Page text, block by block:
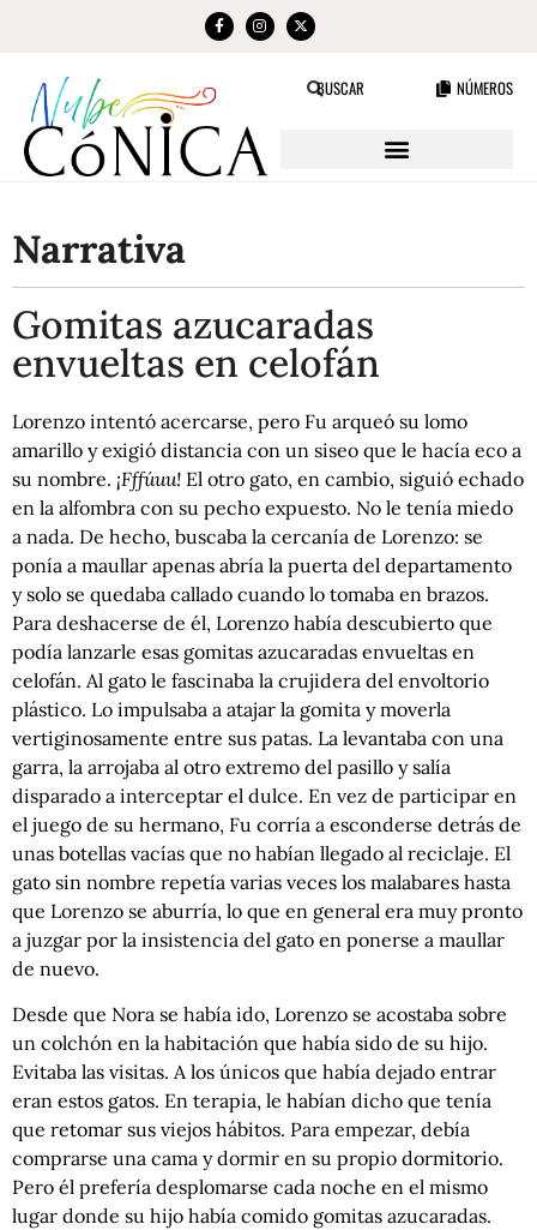
BUSCAR NÚMEROS
Narrativa
Gomitas azucaradas
envueltas en celofán
Lorenzo intentó acercarse, pero Fu arqueó su lomo
amarillo y exigió distancia con un siseo que le hacía eco a
su nombre. ¡Fffúuu! El otro gato, en cambio, siguió echado
en la alfombra con su pecho expuesto. No le tenía miedo
a nada. De hecho, buscaba la cercanía de Lorenzo: se
ponía a maullar apenas abría la puerta del departamento
y solo se quedaba callado cuando lo tomaba en brazos.
Para deshacerse de él, Lorenzo había descubierto que
podía lanzarle esas gomitas azucaradas envueltas en
celofán. Al gato le fascinaba la crujidera del envoltorio
plástico. Lo impulsaba a atajar la gomita y moverla
vertiginosamente entre sus patas. La levantaba con una
garra, la arrojaba al otro extremo del pasillo y salía
disparado a interceptar el dulce. En vez de participar en
el juego de su hermano, Fu corría a esconderse detrás de
unas botellas vacías que no habían llegado al reciclaje. El
gato sin nombre repetía varias veces los malabares hasta
que Lorenzo se aburría, lo que en general era muy pronto
a juzgar por la insistencia del gato en ponerse a maullar
de nuevo.
Desde que Nora se había ido, Lorenzo se acostaba sobre
un colchón en la habitación que había sido de su hijo.
Evitaba las visitas. A los únicos que había dejado entrar
eran estos gatos. En terapia, le habían dicho que tenía
que retomar sus viejos hábitos. Para empezar, debía
comprarse una cama y dormir en su propio dormitorio.
Pero él prefería desplomarse cada noche en el mismo
lugar donde su hijo había comido gomitas azucaradas.